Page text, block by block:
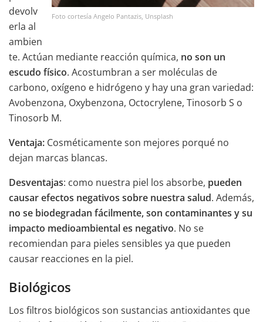
Foto cortesía Angelo Pantazis, Unsplash
devolv
erla al
ambien
te. Actúan mediante reacción química, no son un
escudo físico. Acostumbran a ser moléculas de
carbono, oxígeno e hidrógeno y hay una gran variedad:
Avobenzona, Oxybenzona, Octocrylene, Tinosorb S o
Tinosorb M.
Ventaja: Cosméticamente son mejores porqué no
dejan marcas blancas.
Desventajas: como nuestra piel los absorbe, pueden
causar efectos negativos sobre nuestra salud. Además,
no se biodegradan fácilmente, son contaminantes y su
impacto medioambiental es negativo. No se
recomiendan para pieles sensibles ya que pueden
causar reacciones en la piel.
Biológicos
Los filtros biológicos son sustancias antioxidantes que